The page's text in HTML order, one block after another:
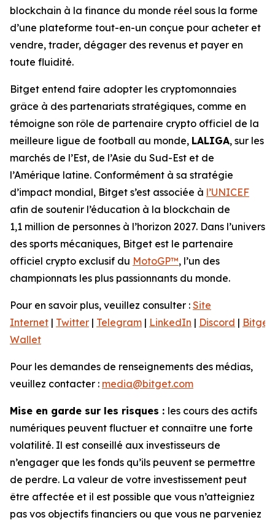
blockchain à la finance du monde réel sous la forme
d’une plateforme tout-en-un conçue pour acheter et
vendre, trader, dégager des revenus et payer en
toute fluidité.
Bitget entend faire adopter les cryptomonnaies
grâce à des partenariats stratégiques, comme en
témoigne son rôle de partenaire crypto officiel de la
meilleure ligue de football au monde, LALIGA, sur les
marchés de l’Est, de l’Asie du Sud-Est et de
l’Amérique latine. Conformément à sa stratégie
d’impact mondial, Bitget s’est associée à l’UNICEF
afin de soutenir l’éducation à la blockchain de
1,1 million de personnes à l’horizon 2027. Dans l’univers
des sports mécaniques, Bitget est le partenaire
officiel crypto exclusif du MotoGP™, l’un des
championnats les plus passionnants du monde.
Pour en savoir plus, veuillez consulter : Site
Internet | Twitter | Telegram | LinkedIn | Discord | Bitget
Wallet
Pour les demandes de renseignements des médias,
veuillez contacter : media@bitget.com
Mise en garde sur les risques : les cours des actifs
numériques peuvent fluctuer et connaître une forte
volatilité. Il est conseillé aux investisseurs de
n’engager que les fonds qu’ils peuvent se permettre
de perdre. La valeur de votre investissement peut
être affectée et il est possible que vous n’atteigniez
pas vos objectifs financiers ou que vous ne parveniez